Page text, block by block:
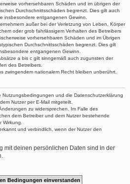
vorhersehbaren Schäden und im übrigen der
Durchschnittsschäden begrenzt. Dies gilt auch
insbesondere entgangenen Gewinn.
außer bei der Verletzung von Leben, Körper
oder grob fahrlässigem Verhalten des Betreibers
vorhersehbaren Schäden und im Übrigen
Durchschnittsschäden begrenzt. Dies gilt
entgangenen Gewinn.
a bis c gilt sinngemäß auch zugunsten der
des Betreibers.
zwingendem nationalem Recht bleiben unberührt.
Nutzungsbedingungen und die Datenschutzerklärung
Nutzer per E-Mail mitgeteilt.
zu widersprechen. Im Falle des
dem Betreiber und dem Nutzer bestehende
Wirkung.
und verbindlich, wenn der Nutzer den
mit deinen persönlichen Daten sind in der